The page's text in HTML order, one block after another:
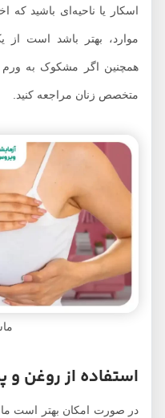
اسکار یا ناحیه‌ای باشید که
موارد، بهتر باشد است از یک
همچنین اگر مشکوک به ورم
متخصص زنان مراجعه کنید.
ماساژ
استفاده از روغن‌ و
در صورت امکان بهتر است ماساژ